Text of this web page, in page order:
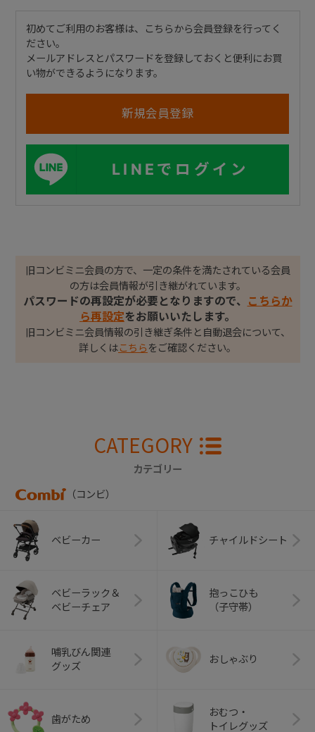
初めてご利用のお客様は、こちらから会員登録を行ってく
ださい。
メールアドレスとパスワードを登録しておくと便利にお買
い物ができるようになります。
LINEでログイン
旧コンビミニ会員の方で、一定の条件を満たされている会員
の方は会員情報が引き継がれています。
パスワードの再設定が必要となりますので、
こちらか
ら再設定をお願いいたします。
旧コンビミニ会員情報の引き継ぎ条件と自動退会について、
詳しくはこちら をご確認ください。
CATEGORY
カテゴリー
（コンビ）
ベビーカー チャイルドシート
ベビーラック＆
ベビーチェア
抱っこひも
（子守帯）
哺乳びん関連
グッズ
おしゃぶり
歯がため
おむつ・
トイレグッズ